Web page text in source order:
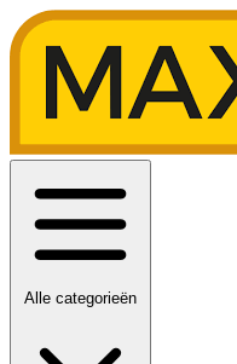
Alle categorieën